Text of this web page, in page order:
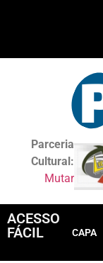
Parceria
Cultural:
Mutar
ACESSO
FÁCIL
CAPA